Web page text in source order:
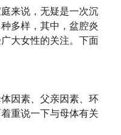
来说，无疑是一次沉
多样，其中，盆腔炎
大女性的关注。下面
因素、父亲因素、环
重说一下与母体有关